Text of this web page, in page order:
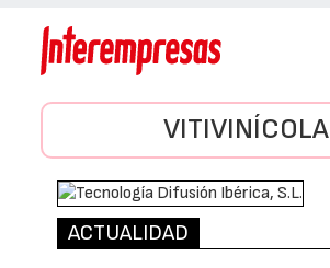
VITIVINÍCOLA
ACTUALIDAD